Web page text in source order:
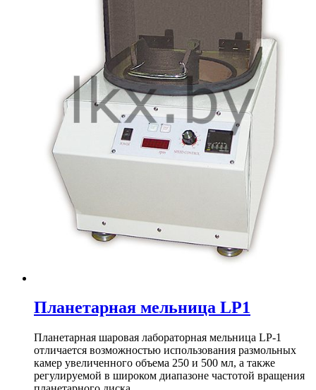
Планетарная мельница LP1
Планетарная шаровая лабораторная мельница LP-1
отличается возможностью использования размольных
камер увеличенного объема 250 и 500 мл, а также
регулируемой в широком диапазоне частотой вращения